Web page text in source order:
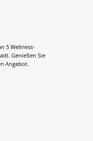
5 Wellness-
Genießen Sie
Angebot.